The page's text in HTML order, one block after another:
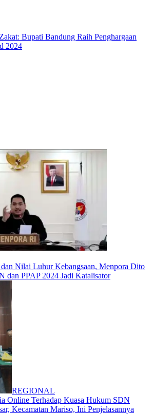
Bupati Bandung Raih Penghargaan
2024
Nilai Luhur Kebangsaan, Menpora Dito
dan PPAP 2024 Jadi Katalisator
REGIONAL
Online Terhadap Kuasa Hukum SDN
Kecamatan Mariso, Ini Penjelasannya